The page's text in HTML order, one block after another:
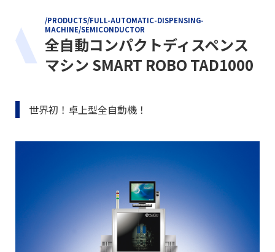
/PRODUCTS/FULL-AUTOMATIC-DISPENSING-
MACHINE/SEMICONDUCTOR
全自動コンパクトディスペンス
マシン SMART ROBO TAD1000
世界初！卓上型全自動機！